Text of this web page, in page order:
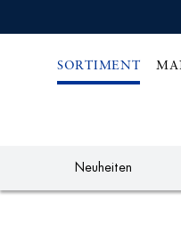
SORTIMENT
Neuheiten